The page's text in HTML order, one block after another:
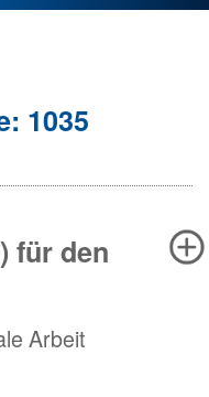
1035
für den
Arbeit